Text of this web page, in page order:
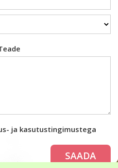
ja kasutustingimustega
SAADA